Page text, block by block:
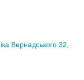
Вернадського 32,